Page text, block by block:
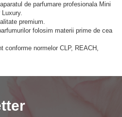
de parfumare profesionala Mini
premium.
folosim materii prime de cea
conforme normelor CLP, REACH,